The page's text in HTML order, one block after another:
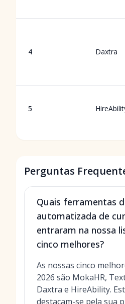
4 Daxtra
5
Perguntas
Quais ferramentas
automatizada de
entraram na nossa
cinco melhores?
As nossas cinco
2026 são MokaHR,
Daxtra e HireAbility.
destacam-se pela sua